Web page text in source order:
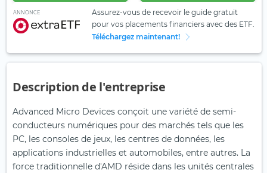
ANNONCE
Assurez-vous de recevoir le guide gratuit
pour vos placements financiers avec des ETF.
Téléchargez maintenant!
Description de l'entreprise
Advanced Micro Devices conçoit une variété de semi-
conducteurs numériques pour des marchés tels que les
PC, les consoles de jeux, les centres de données, les
applications industrielles et automobiles, entre autres. La
force traditionnelle d'AMD réside dans les unités centrales